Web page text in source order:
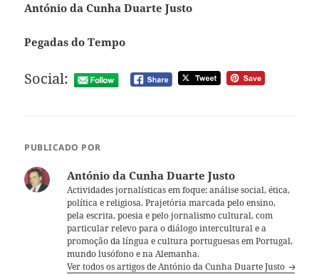
António da Cunha Duarte Justo
Pegadas do Tempo
Social:
PUBLICADO POR
António da Cunha Duarte Justo
Actividades jornalísticas em foque: análise social, ética,
política e religiosa. Prajetória marcada pelo ensino,
pela escrita, poesia e pelo jornalismo cultural, com
particular relevo para o diálogo intercultural e a
promoção da língua e cultura portuguesas em Portugal,
mundo lusófono e na Alemanha.
Ver todos os artigos de António da Cunha Duarte Justo